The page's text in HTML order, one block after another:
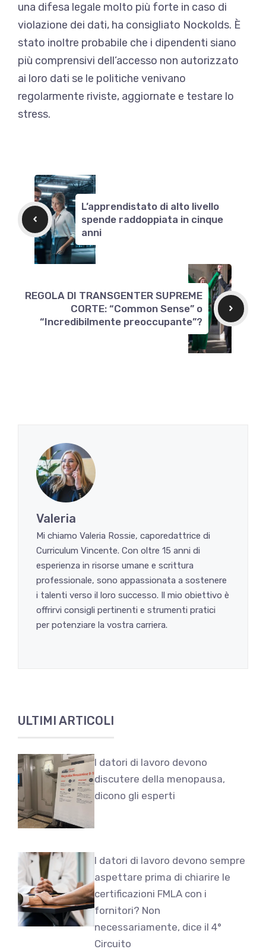
una difesa legale molto più forte in caso di
violazione dei dati, ha consigliato Nockolds. È
stato inoltre probabile che i dipendenti siano
più comprensivi dell’accesso non autorizzato
ai loro dati se le politiche venivano
regolarmente riviste, aggiornate e testare lo
stress.
L’apprendistato di alto livello
spende raddoppiata in cinque
anni
REGOLA DI TRANSGENTER SUPREME
CORTE: “Common Sense” o
“Incredibilmente preoccupante”?
Valeria
Mi chiamo Valeria Rossie, caporedattrice di
Curriculum Vincente. Con oltre 15 anni di
esperienza in risorse umane e scrittura
professionale, sono appassionata a sostenere
i talenti verso il loro successo. Il mio obiettivo è
offrirvi consigli pertinenti e strumenti pratici
per potenziare la vostra carriera.
ULTIMI ARTICOLI
I datori di lavoro devono
discutere della menopausa,
dicono gli esperti
I datori di lavoro devono sempre
aspettare prima di chiarire le
certificazioni FMLA con i
fornitori? Non
necessariamente, dice il 4°
Circuito